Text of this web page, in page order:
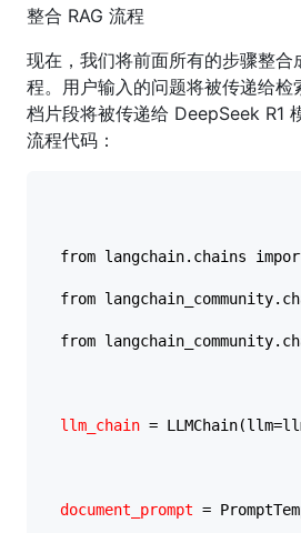
整合 RAG 流程
现在，我们将前面所有的步骤整合
程。用户输入的问题将被传递给检
档片段将被传递给 DeepSeek R1
流程代码：
from langchain.chains
from
from
llm_chain = LLMChain(llm=llm,
document_prompt =